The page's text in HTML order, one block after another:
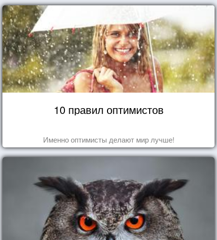
10 правил оптимистов
Именно оптимисты делают мир лучше!